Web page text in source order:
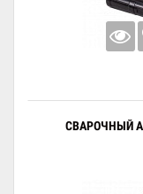
СВАРОЧНЫЙ